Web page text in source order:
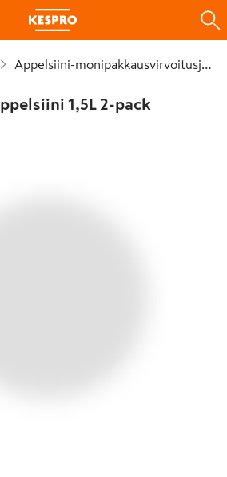
Appelsiini-monipakkausvirvoitusjuomat
1,5L 2-pack